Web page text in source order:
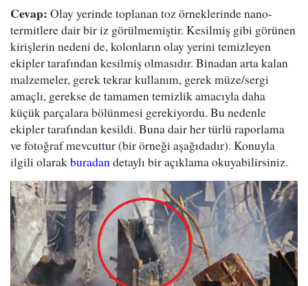
Cevap: Olay yerinde toplanan toz örneklerinde nano-
termitlere dair bir iz görülmemiştir. Kesilmiş gibi görünen
kirişlerin nedeni de, kolonların olay yerini temizleyen
ekipler tarafından kesilmiş olmasıdır. Binadan arta kalan
malzemeler, gerek tekrar kullanım, gerek müze/sergi
amaçlı, gerekse de tamamen temizlik amacıyla daha
küçük parçalara bölünmesi gerekiyordu. Bu nedenle
ekipler tarafından kesildi. Buna dair her türlü raporlama
ve fotoğraf mevcuttur (bir örneği aşağıdadır). Konuyla
ilgili olarakburadan detaylı bir açıklama okuyabilirsiniz.